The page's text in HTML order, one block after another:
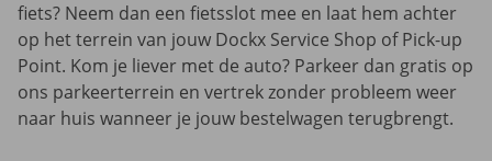
fiets? Neem dan een fietsslot mee en laat hem achter
op het terrein van jouw Dockx Service Shop of Pick-up
Point. Kom je liever met de auto? Parkeer dan gratis op
ons parkeerterrein en vertrek zonder probleem weer
naar huis wanneer je jouw bestelwagen terugbrengt.